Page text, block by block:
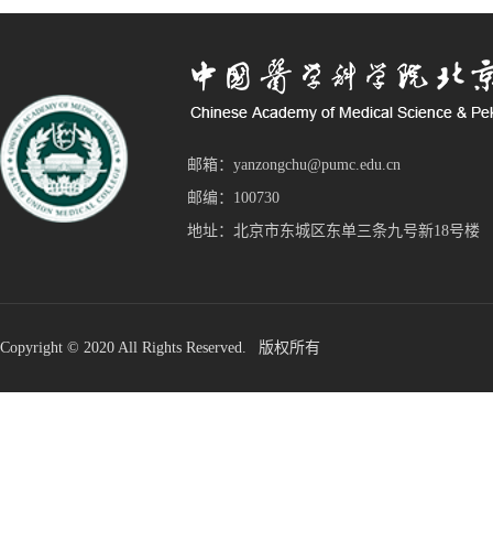
邮箱：yanzongchu@pumc.edu.cn
邮编：100730
地址：北京市东城区东单三条九号新18号楼
Copyright © 2020 All Rights Reserved. 版权所有